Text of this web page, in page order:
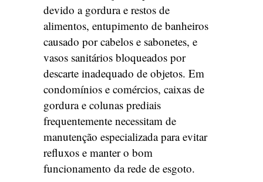
devido a gordura e restos de
alimentos, entupimento de banheiros
causado por cabelos e sabonetes, e
vasos sanitários bloqueados por
descarte inadequado de objetos. Em
condomínios e comércios, caixas de
gordura e colunas prediais
frequentemente necessitam de
manutenção especializada para evitar
refluxos e manter o bom
funcionamento da rede de esgoto.